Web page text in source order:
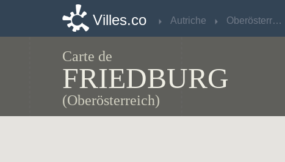
Villes.co Autriche Oberösterreich
Carte de
FRIEDBURG
(Oberösterreich)
Villes.co Autriche Oberösterreich